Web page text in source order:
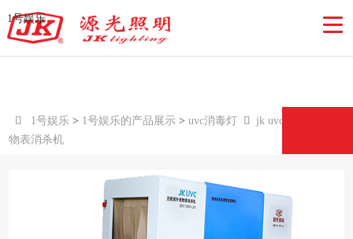
jk uvc 无极紫外线物表消杀机-1号娱
乐
1号娱乐
 1号娱乐 > 1号娱乐的产品展示 >uvc消毒灯 
jk uvc 无极紫外线
物表消杀机